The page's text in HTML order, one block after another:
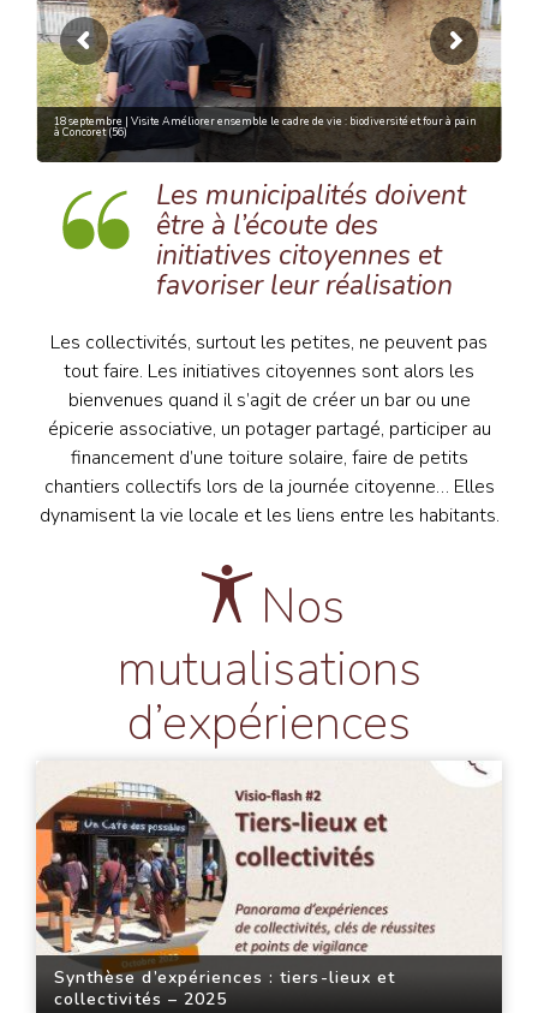
Publication régionale : s'organiser entre élus, avec les agents et les habitants
Les municipalités doivent
être à l’écoute des
initiatives citoyennes et
favoriser leur réalisation
Les collectivités, surtout les petites, ne peuvent pas
tout faire. Les initiatives citoyennes sont alors les
bienvenues quand il s’agit de créer un bar ou une
épicerie associative, un potager partagé, participer au
financement d’une toiture solaire, faire de petits
chantiers collectifs lors de la journée citoyenne… Elles
dynamisent la vie locale et les liens entre les habitants.
Nos
mutualisations
d’expériences
Synthèse d’expériences : tiers-lieux et
collectivités – 2025